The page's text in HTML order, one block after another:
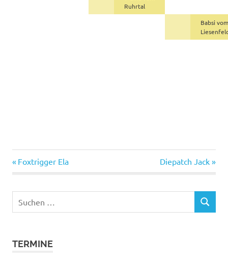
Ruhrtal
Babsi vom
Beitragsnavigation
Vorheriger
Beitrag:
Foxtrigger Ela
Nächster
Beitrag:
Diepatch Jack
nach:
SUCHEN
TERMINE